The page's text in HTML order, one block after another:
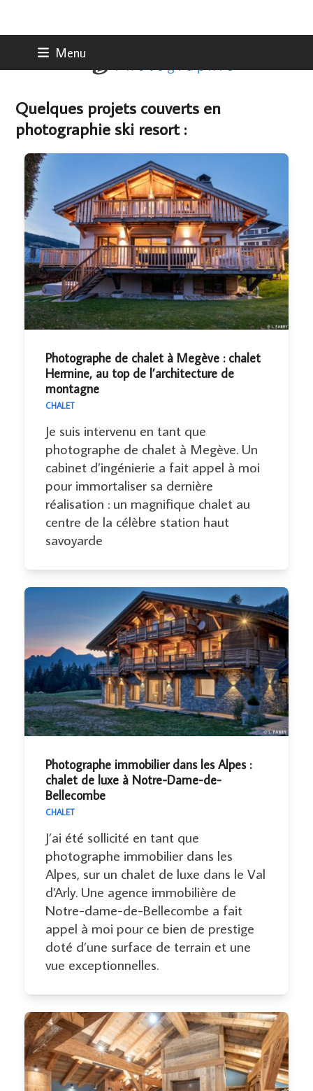
Menu
Quelques projets couverts en
photographie ski resort :
Photographe de chalet à Megève : chalet
Hermine, au top de l’architecture de
montagne
CHALET
Je suis intervenu en tant que
photographe de chalet à Megève. Un
cabinet d’ingénierie a fait appel à moi
pour immortaliser sa dernière
réalisation : un magnifique chalet au
centre de la célèbre station haut
savoyarde
Photographe immobilier dans les Alpes :
chalet de luxe à Notre-Dame-de-
Bellecombe
CHALET
J’ai été sollicité en tant que
photographe immobilier dans les
Alpes, sur un chalet de luxe dans le Val
d’Arly. Une agence immobilière de
Notre-dame-de-Bellecombe a fait
appel à moi pour ce bien de prestige
doté d’une surface de terrain et une
vue exceptionnelles.